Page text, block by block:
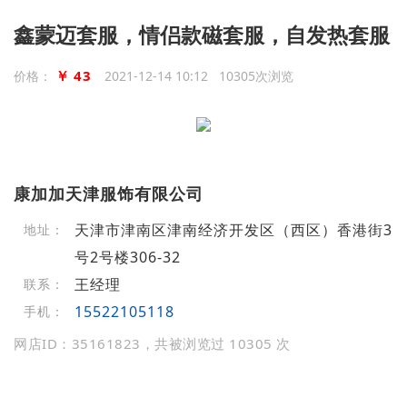
鑫蒙迈套服，情侣款磁套服，自发热套服
价格： ￥ 43 2021-12-14 10:12 10305次浏览
康加加天津服饰有限公司
地址：
天津市津南区津南经济开发区（西区）香港街3
号2号楼306-32
联系： 王经理
手机： 15522105118
网店ID：35161823，共被浏览过 10305 次